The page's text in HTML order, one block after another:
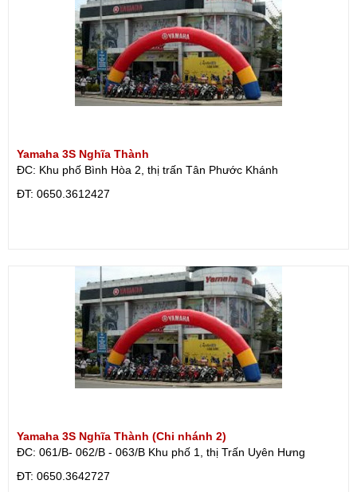
Yamaha 3S Nghĩa Thành
ĐC: Khu phố Bình Hòa 2, thị trấn Tân Phước Khánh
ÐT: 0650.3612427
Yamaha 3S Nghĩa Thành (Chi nhánh 2)
ĐC: 061/B- 062/B - 063/B Khu phố 1, thị Trấn Uyên Hưng
ÐT: 0650.3642727